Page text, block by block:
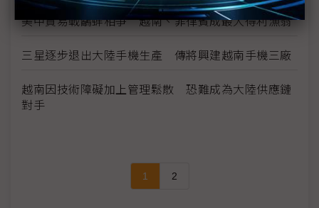
美中貿易戰鷸蚌相爭 越南、菲律賓成最大得利漁翁
三星逐步退出大陸手機生產 傳將興建越南手機三廠
越南因技術障礙加上管理鬆散 恐難成為大陸供應鏈
對手
1 2